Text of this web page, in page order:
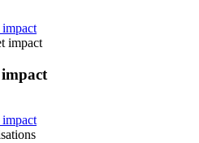
impact
impact
impact
impact